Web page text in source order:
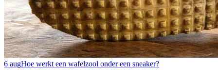
6 augHoe werkt een wafelzool onder een sneaker?